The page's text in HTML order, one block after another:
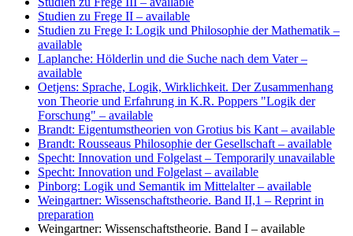
Studien zu Frege II – available
Studien zu Frege I: Logik und Philosophie der Mathematik –
available
Laplanche: Hölderlin und die Suche nach dem Vater–
available
Oetjens: Sprache, Logik, Wirklichkeit. Der Zusammenhang
von Theorie und Erfahrung in K.R. Poppers "Logik der
Forschung" – available
Brandt: Eigentumstheorien von Grotius bis Kant – available
Brandt: Rousseaus Philosophie der Gesellschaft – available
Specht: Innovation und Folgelast – Temporarily unavailable
Specht: Innovation und Folgelast – available
Pinborg: Logik und Semantik im Mittelalter– available
Weingartner: Wissenschaftstheorie. Band II,1 – Reprint in
preparation
Weingartner: Wissenschaftstheorie. Band I – available